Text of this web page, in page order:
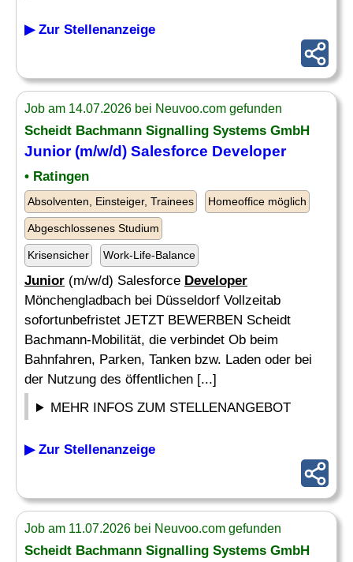
▶ Zur Stellenanzeige
Job am 14.07.2026 bei Neuvoo.com gefunden
Scheidt Bachmann Signalling Systems GmbH
Junior(m/w/d) Salesforce Developer
• Ratingen
Absolventen, Einsteiger, Trainees Homeoffice möglich
Abgeschlossenes Studium
Krisensicher Work-Life-Balance
Junior (m/w/d) Salesforce Developer
Mönchengladbach bei Düsseldorf Vollzeitab
sofortunbefristet JETZT BEWERBEN Scheidt
Bachmann-Mobilität, die verbindet Ob beim
Bahnfahren, Parken, Tanken bzw. Laden oder bei
der Nutzung des öffentlichen [...]
MEHR INFOS ZUM STELLENANGEBOT
▶ Zur Stellenanzeige
Job am 11.07.2026 bei Neuvoo.com gefunden
Scheidt Bachmann Signalling Systems GmbH